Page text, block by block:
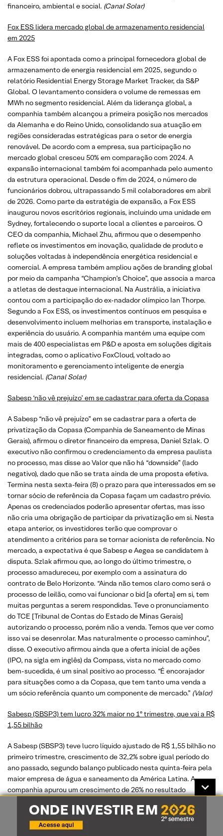
financeiro, ambiental e social. (Canal Solar)
Fox ESS lidera mercado global de armazenamento residencial
em 2025
A Fox ESS foi apontada como a principal fornecedora global de
armazenamento de energia residencial em 2025, segundo o
relatório Residential Energy Storage Market Tracker, da S&P
Global. O levantamento considera o volume de remessas em
MWh no segmento residencial. Além da liderança global, a
companhia também alcançou a primeira posição nos mercados
da Alemanha e do Reino Unido, consolidando sua atuação em
regiões consideradas estratégicas para o setor de energia
renovável. De acordo com a empresa, sua participação no
mercado global cresceu 50% em comparação com 2024. A
expansão internacional também foi acompanhada pelo aumento
da estrutura operacional. Desde o fim de 2024, o número de
funcionários dobrou, ultrapassando 5 mil colaboradores em abril
de 2026. Como parte da estratégia de expansão, a Fox ESS
inaugurou novos escritórios regionais, incluindo uma unidade em
Sydney, fortalecendo o suporte local a clientes e parceiros. O
CEO da companhia, Michael Zhu, afirmou que o desempenho
reflete os investimentos em inovação, qualidade de produto e
soluções voltadas à independência energética residencial e
comercial. A empresa também ampliou ações de branding global
por meio da campanha “Champion’s Choice”, que associa a marca
a atletas de destaque internacional. Na Austrália, a iniciativa
contou com a participação do ex-nadador olímpico Ian Thorpe.
Segundo a Fox ESS, os investimentos contínuos em pesquisa e
desenvolvimento incluem melhorias em transporte, instalação e
experiência do usuário. A companhia mantém uma equipe com
mais de 400 especialistas em P&D e aposta em soluções digitais
integradas, como o aplicativo FoxCloud, voltado ao
monitoramento e gerenciamento inteligente de energia
residencial. (Canal Solar)
Sabesp ‘não vê prejuízo’ em se cadastrar para oferta da Copasa
A Sabesp “não vê prejuízo” em se cadastrar para a oferta de
privatização da Copasa (Companhia de Saneamento de Minas
Gerais), afirmou o diretor financeiro da empresa, Daniel Szlak. O
executivo não confirmou o credenciamento da empresa paulista
no processo, mas disse ao Valor que não há “downside” (lado
negativo), dado que não se trata ainda de uma proposta efetiva.
Termina nesta sexta-feira (8) o prazo para que interessados em se
tornar sócio de referência da Copasa façam um cadastro prévio.
Apenas os credenciados poderão apresentar ofertas, mas isso
não cria uma obrigação de participar da privatização em si. Nesta
etapa anterior, os investidores terão que comprovar o
atendimento a critérios para se tornar acionista de referência. No
mercado, a expectativa é que Sabesp e Aegea se candidatem à
disputa. Szlak afirmou que, ao longo do último trimestre, o
processo amadureceu, por exemplo com a assinatura do
contrato de Belo Horizonte. “Ainda não temos claro como será o
processo de leilão, como vai funcionar o bid [a oferta] em si, tem
muitas perguntas a serem respondidas. Teve o pronunciamento
do TCE [Tribunal de Contas do Estado de Minas Gerais]
autorizando o processo, porém não a venda. Temos que ver como
isso vai se desenrolar. Mas naturalmente o processo caminhou”,
disse. O executivo afirmou ainda que a oferta inicial de ações
(IPO, na sigla em inglês) da Compass, vista no mercado como
bem-sucedida, é um sinal positivo ao processo. “É encorajador
para situações como a da Copasa, que tem tanto uma venda a
um sócio referência quanto um componente de mercado.” (Valor)
Sabesp (SBSP3) tem lucro 32% maior no 1º trimestre, que vai a R$
1,55 bilhão
A ⁠Sabesp (SBSP3) teve lucro líquido ajustado ‌de R$ 1,55 bilhão no
primeiro trimestre, crescimento de ‌32,2% sobre igual período do
ano passado, segundo balanço publicado nesta quinta-feira pela
maior empresa de água ⁠e ‌saneamento da América Latina. A
⁠companhia apurou um crescimento de 26% no resultado
apoiado em redução de quadro de funcionários, ​otimização de
custos com energia por conta de migração para o mercado livre e
menor ‌provisão para inadimplência. Analistas, ​em média,